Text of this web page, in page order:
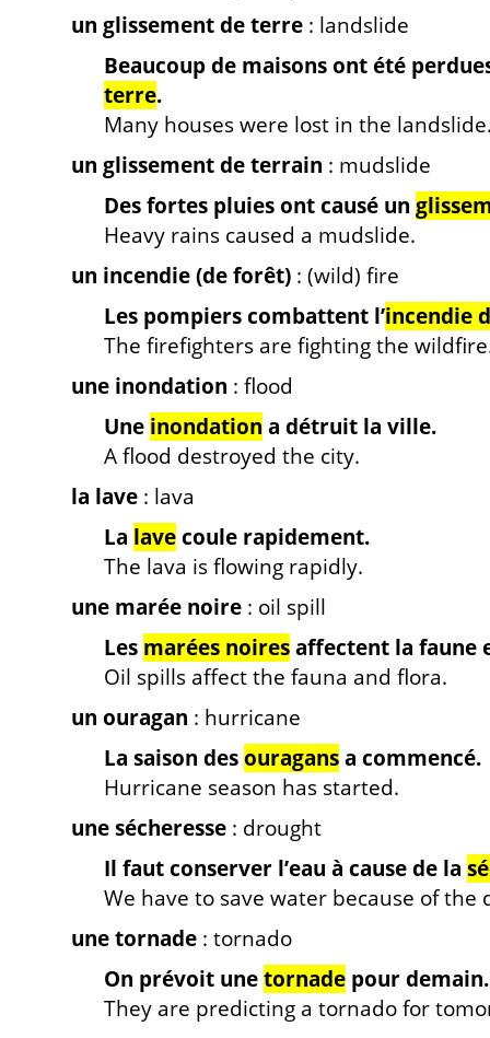
un glissement de terre : landslide
Beaucoup de maisons ont été
terre.
Many houses were lost in the
un glissement de terrain : mudslide
Des fortes pluies ont causé un
Heavy rains caused a mudslide.
un incendie (de forêt) : (wild) fire
Les pompiers combattent l’incendie
The firefighters are fighting the
une inondation : flood
Une inondation a détruit la ville.
A flood destroyed the city.
la lave : lava
La lavecoule rapidement.
The lava is flowing rapidly.
une marée noire : oil spill
Les marées noiresaffectent la faune
Oil spills affect the fauna and flora.
un ouragan : hurricane
La saison desouragansa commencé.
Hurricane season has started.
une sécheresse : drought
Il faut conserver l’eau à cause de la
We have to save water because of the
une tornade : tornado
On prévoit unetornade pour demain.
They are predicting a tornado for